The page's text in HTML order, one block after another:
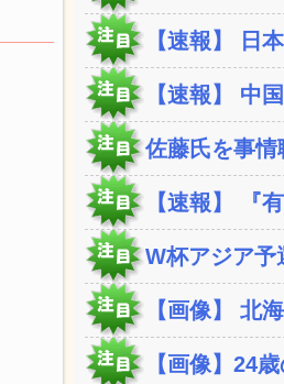
【速報】 日
【速報】 中
佐藤氏を事情
【速報】 『
W杯アジア予
【画像】 北
【画像】24